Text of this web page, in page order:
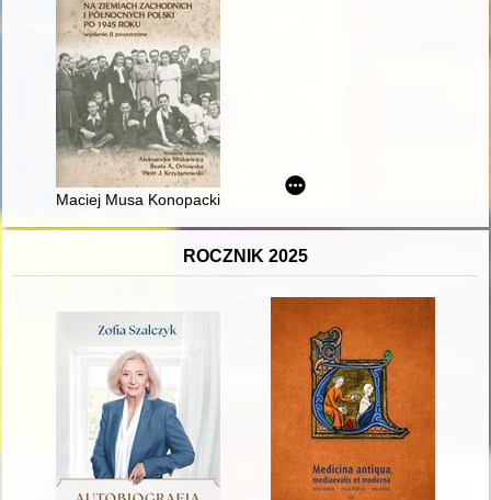
Maciej Musa Konopacki - wileński Tatar z Wybrzeża
ROCZNIK 2025